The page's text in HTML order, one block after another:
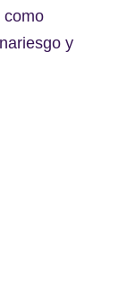
como
y